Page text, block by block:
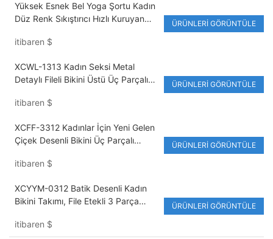
Yüksek Esnek Bel Yoga Şortu Kadın
Düz Renk Sıkıştırıcı Hızlı Kuruyan
Yapmaz Spor Salonu Koşu ve
itibaren $
ÜRÜNLERI GÖRÜNTÜLE
XCWL-1313 Kadın Seksi Metal
Detaylı Fileli Bikini Üstü Üç Parçalı
itibaren $
ÜRÜNLERI GÖRÜNTÜLE
XCFF-3312 Kadınlar İçin Yeni Gelen
Çiçek Desenli Bikini Üç Parçalı
Seksi İki Parçalı Mayo
itibaren $
ÜRÜNLERI GÖRÜNTÜLE
XCYYM-0312 Batik Desenli Kadın
Bikini Takımı, File Etekli 3 Parça
Takımı
itibaren $
ÜRÜNLERI GÖRÜNTÜLE